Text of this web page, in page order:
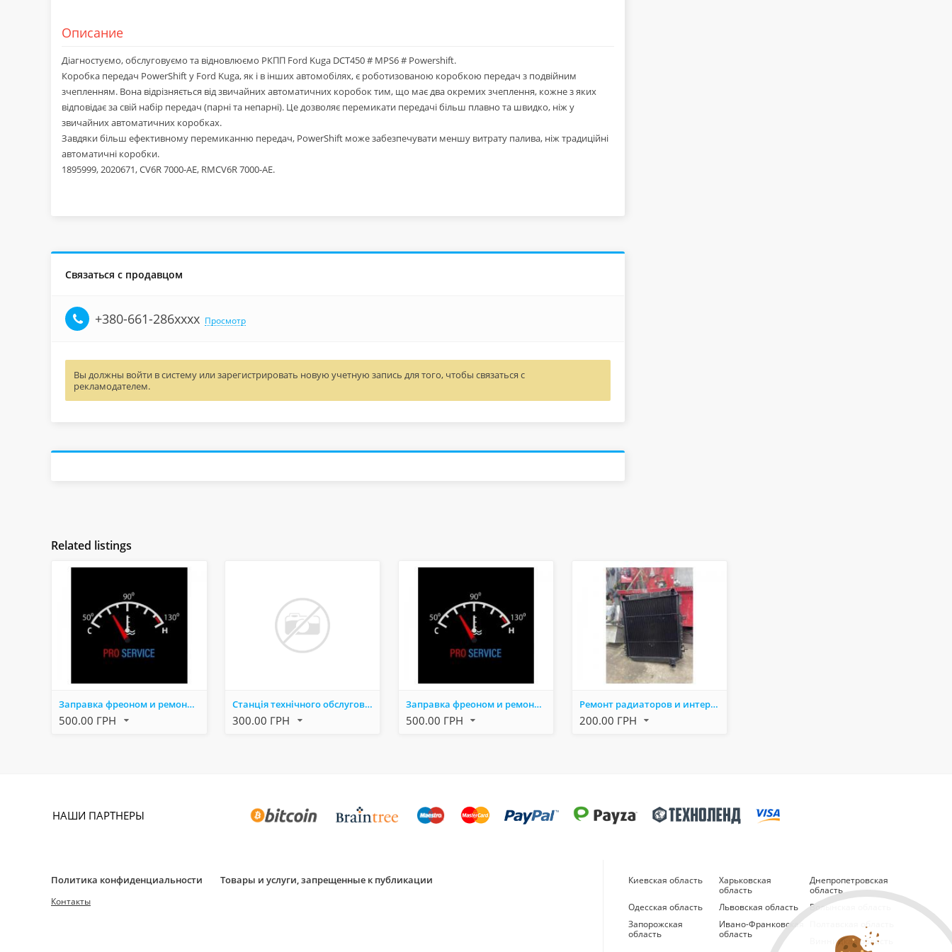
Описание
Діагностуємо, обслуговуємо та відновлюємо РКПП Ford Kuga DCT450 # MPS6 # Powershift.
Коробка передач PowerShift у Ford Kuga, як і в інших автомобілях, є роботизованою коробкою передач з подвійним
зчепленням. Вона відрізняється від звичайних автоматичних коробок тим, що має два окремих зчеплення, кожне з яких
відповідає за свій набір передач (парні та непарні). Це дозволяє перемикати передачі більш плавно та швидко, ніж у
звичайних автоматичних коробках.
Завдяки більш ефективному перемиканню передач, PowerShift може забезпечувати меншу витрату палива, ніж традиційні
автоматичні коробки.
1895999, 2020671, CV6R 7000-AE, RMCV6R 7000-AE.
Связаться с продавцом
+380-661-286xxxx Просмотр
Вы должны войти в систему или зарегистрировать новую учетную запись для того, чтобы связаться с
рекламодателем.
Related listings
Заправка фреоном и ремонт кoндиционера авто.
500.00 ГРН
Станція технічного обслуговування автомобілів СТО
300.00 ГРН
Заправка фреоном и ремонт кoндиционера авто.
500.00 ГРН
Ремонт радиаторов и интеркулеров для грузовой, легковой и спецтехники.
200.00 ГРН
НАШИ ПАРТНЕРЫ
Политика конфиденциальности Товары и услуги, запрещенные к публикации
Контакты
Киевская область
Харьковская
область
Днепропетровская
область
Одесская область
Львовская область
Волынская область
Запорожская
область
Ивано-Франковская
область
Полтавская область
Винницкая область